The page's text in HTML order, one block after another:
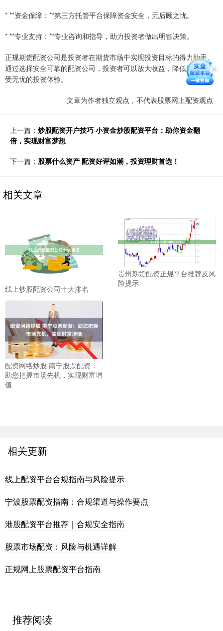
* **资金保障：**第三方托管平台保障资金安全，无后顾之忧。
* **专业支持：**专业咨询和指导，助力投资者做出明智决策。
正规期货配资公司是投资者在期货市场中实现投资目标的得力助手。
通过选择安全可靠的配资公司，投资者可以放大收益，降低风险，享
受无忧的投资体验。
文章为作者独立观点，不代表股票网上配资观点
上一篇： 炒股配资开户技巧 小资金炒股配资平台：助你资金翻
倍，实现财富梦想
下一篇： 股票什么资产 配资好评如潮，投资理财首选！
相关文章
线上炒股配资公司十大排名
贵州期货配资正规平台推荐及风
险提示
配资网络炒股 南宁股票配资：
助您把握市场先机，实现财富增
值
相关更新
线上配资平台合规指南与风险提示
宁波股票配资指南：合规渠道与操作要点
港股配资平台推荐｜合规安全指南
股票市场配资：风险与机遇详解
正规网上股票配资平台指南
推荐阅读